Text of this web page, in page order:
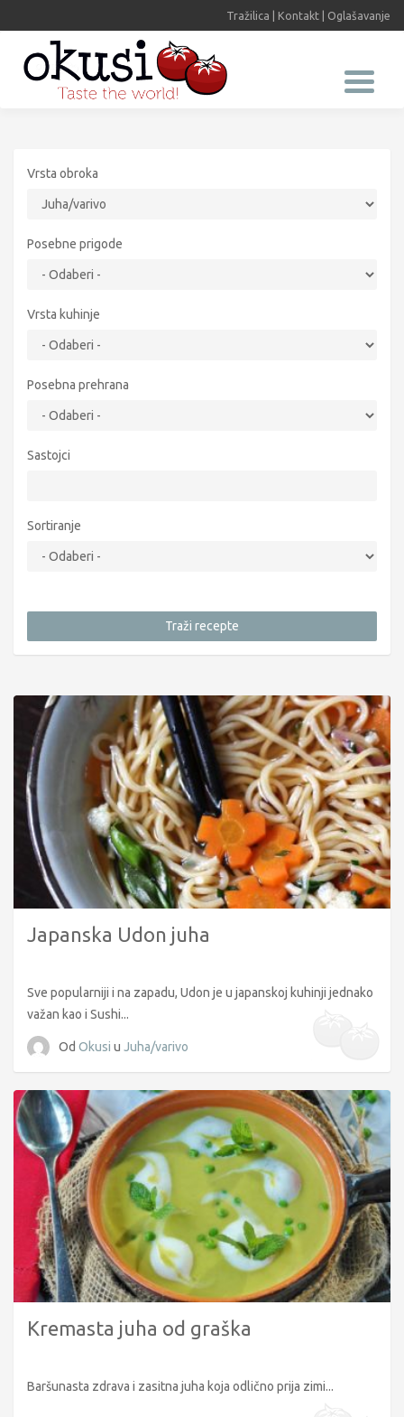
Tražilica Kontakt Oglašavanje
Vrsta obroka
Posebne prigode
Vrsta kuhinje
Posebna prehrana
Sastojci
Sortiranje
Traži recepte
Japanska Udon juha
Sve popularniji i na zapadu, Udon je u japanskoj kuhinji jednako
važan kao i Sushi...
Od Okusi u Juha/varivo
Kremasta juha od graška
Baršunasta zdrava i zasitna juha koja odlično prija zimi...